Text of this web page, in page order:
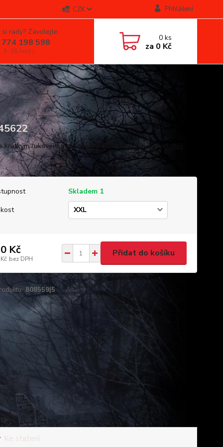
CZK Přihlášení
rady? Zavolejte.
198 598
9-16 hod.)
0ks
za 0 Kč
krátkým rukávem a potiskem. Materiál: 100% cotton
Skladem 1
Kč
bez DPH
Přidat do košíku
808559|5
Ke stažení